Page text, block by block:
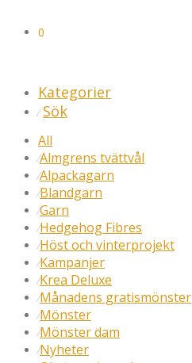
0
Kategorier
⁄ Sök
All
⁄Almgrens tvättvål
⁄Alpackagarn
⁄Blandgarn
⁄Garn
⁄Hedgehog Fibres
⁄Höst och vinterprojekt
⁄Kampanjer
⁄Krea Deluxe
⁄Månadens gratismönster
⁄Mönster
⁄Mönster dam
⁄Nyheter